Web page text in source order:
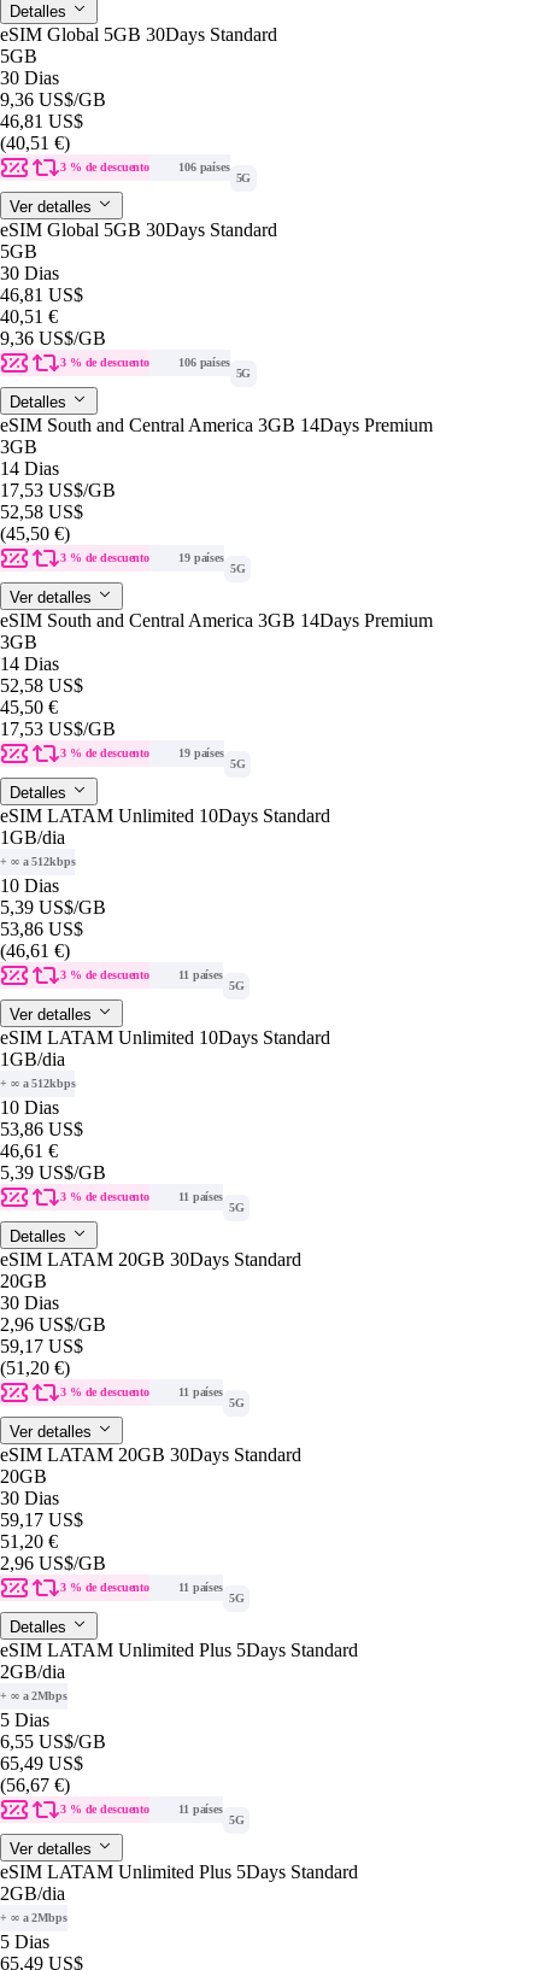
Detalles
eSIM Global 5GB 30Days Standard
5GB
30 Dias
9,36 US$/GB
46,81 US$
(40,51 €)
3 % de descuento
106 países
5G
Ver detalles
eSIM Global 5GB 30Days Standard
5GB
30 Dias
46,81 US$
40,51 €
9,36 US$/GB
3 % de descuento
106 países
5G
Detalles
eSIM South and Central America 3GB 14Days Premium
3GB
14 Dias
17,53 US$/GB
52,58 US$
(45,50 €)
3 % de descuento
19 países
5G
Ver detalles
eSIM South and Central America 3GB 14Days Premium
3GB
14 Dias
52,58 US$
45,50 €
17,53 US$/GB
3 % de descuento
19 países
5G
Detalles
eSIM LATAM Unlimited 10Days Standard
1GB/dia
+ ∞ a 512kbps
10 Dias
5,39 US$/GB
53,86 US$
(46,61 €)
3 % de descuento
11 países
5G
Ver detalles
eSIM LATAM Unlimited 10Days Standard
1GB/dia
+ ∞ a 512kbps
10 Dias
53,86 US$
46,61 €
5,39 US$/GB
3 % de descuento
11 países
5G
Detalles
eSIM LATAM 20GB 30Days Standard
20GB
30 Dias
2,96 US$/GB
59,17 US$
(51,20 €)
3 % de descuento
11 países
5G
Ver detalles
eSIM LATAM 20GB 30Days Standard
20GB
30 Dias
59,17 US$
51,20 €
2,96 US$/GB
3 % de descuento
11 países
5G
Detalles
eSIM LATAM Unlimited Plus 5Days Standard
2GB/dia
+ ∞ a 2Mbps
5 Dias
6,55 US$/GB
65,49 US$
(56,67 €)
3 % de descuento
11 países
5G
Ver detalles
eSIM LATAM Unlimited Plus 5Days Standard
2GB/dia
+ ∞ a 2Mbps
5 Dias
65,49 US$